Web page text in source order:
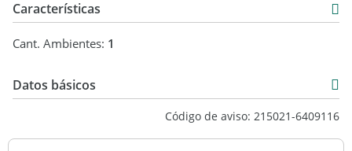
Arquitectura
Local comercial en planta baja
Características
Cant. Ambientes: 1
Datos básicos
Código de aviso: 215021-6409116